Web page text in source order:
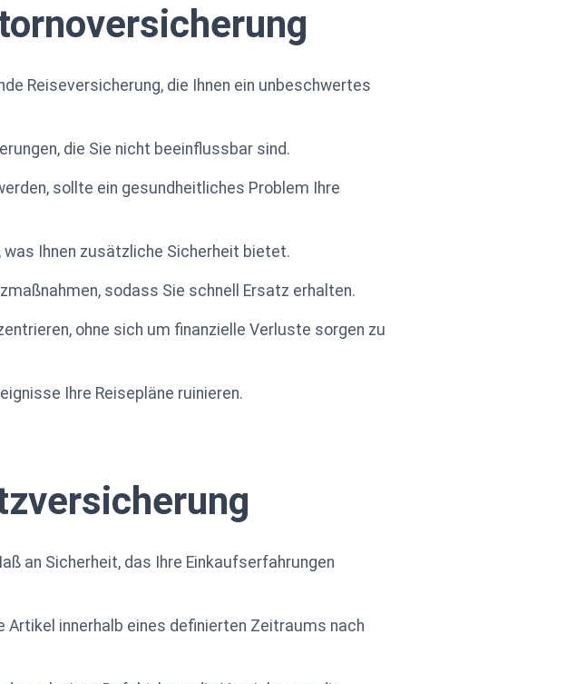
Reiseversicherung, die Ihnen ein unbeschwertes
die Sie nicht beeinflussbar sind.
sollte ein gesundheitliches Problem Ihre
Ihnen zusätzliche Sicherheit bietet.
sodass Sie schnell Ersatz erhalten.
ohne sich um finanzielle Verluste sorgen zu
Ihre Reisepläne ruinieren.
an Sicherheit, das Ihre Einkaufserfahrungen
innerhalb eines definierten Zeitraums nach